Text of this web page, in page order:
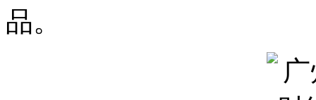
品。